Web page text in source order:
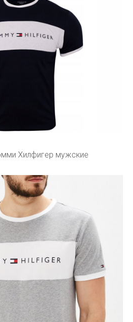
Хилфигер мужские